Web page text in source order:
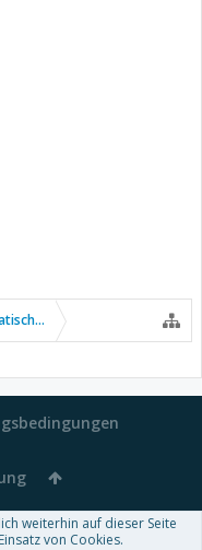
Erkrankungen
von xenDach
weiterhin auf dieser Seite
von Cookies.